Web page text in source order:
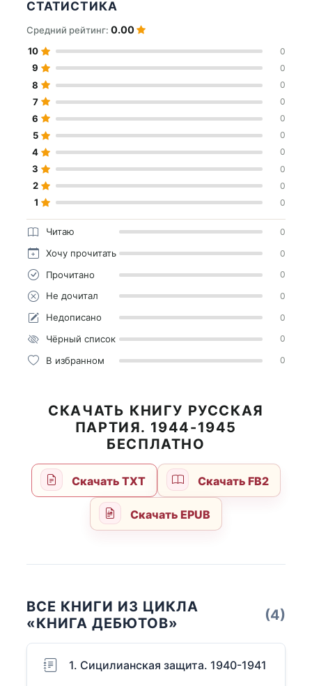
СТАТИСТИКА
Средний рейтинг: 0.00
10 0
9 0
8 0
7 0
6 0
5 0
4 0
3 0
2 0
1 0
Читаю 0
Хочу прочитать 0
Прочитано 0
Не дочитал 0
Недописано 0
Чёрный список 0
В избранном 0
СКАЧАТЬ КНИГУ РУССКАЯ
ПАРТИЯ. 1944-1945
БЕСПЛАТНО
Скачать TXT Скачать FB2
Скачать EPUB
ВСЕ КНИГИ ИЗ ЦИКЛА
«КНИГА ДЕБЮТОВ»
(4)
1. Сицилианская защита. 1940-1941